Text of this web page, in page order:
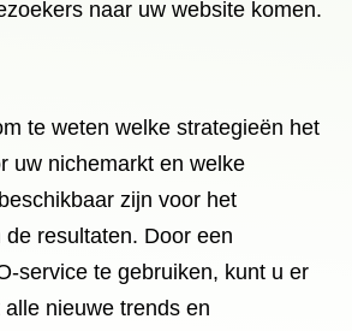
naar uw website komen.
te weten welke strategieën het
uw nichemarkt en welke
zijn voor het
resultaten. Door een
service te gebruiken, kunt u er
nieuwe trends en